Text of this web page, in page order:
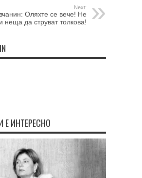
Next:
Оляхте се вече! Не
неща да струват толкова!
Е ИНТЕРЕСНО